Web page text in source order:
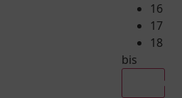
16
17
18
bis